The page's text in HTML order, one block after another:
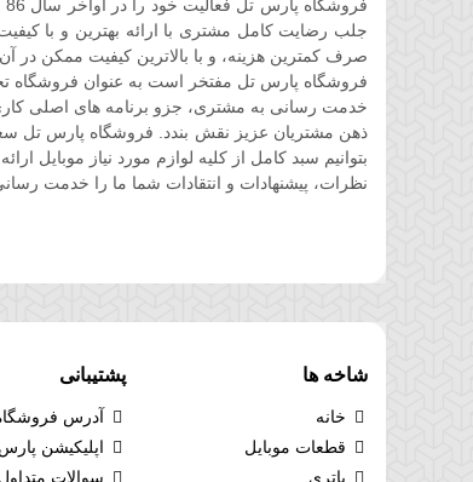
جلب رضایت کامل مشتری با ارائه بهترین و با
صرف کمترین هزینه، و با بالاترین کیفیت ممکن در
فروشگاه پارس تل مفتخر است به عنوان فروشگاه
خدمت رسانی به مشتری، جزو برنامه های اصلی
ذهن مشتریان عزیز نقش بندد. فروشگاه پارس تل سعی
بتوانیم سبد کامل از کلیه لوازم مورد نیاز موبایل ارائه
نظرات، پیشنهادات و انتقادات شما ما را خدمت رسانی
شاخه ها
خانه
قطعات موبایل
باتری
پشتیبانی
آدرس
اپلیکیشن
سوالات متداول